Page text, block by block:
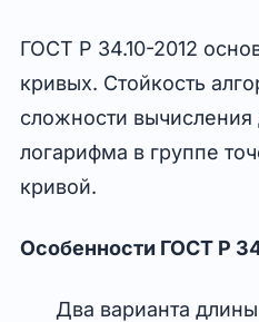
ГОСТ Р 34.10-2012
кривых. Стойкость
сложности вычисления
логарифма в группе
кривой.
Особенности ГОСТ Р
Два варианта